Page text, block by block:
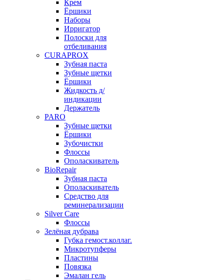
Крем
Ёршики
Наборы
Ирригатор
Полоски для
отбеливания
CURAPROX
Зубная паста
Зубные щетки
Ёршики
Жидкость д/
индикации
Держатель
PARO
Зубные щетки
Ёршики
Зубочистки
Флоссы
Ополаскиватель
BioRepair
Зубная паста
Ополаскиватель
Средство для
реминерализации
Silver Care
Флоссы
Зелёная дубрава
Губка гемост.коллаг.
Микротупферы
Пластины
Повязка
Эмалан гель